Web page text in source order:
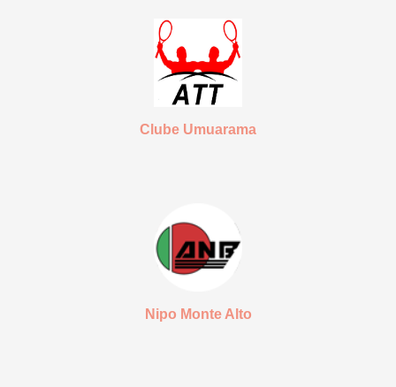
Clube Umuarama
Nipo Monte Alto